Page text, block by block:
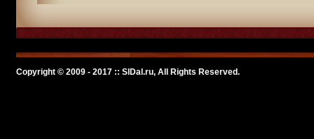
Copyright © 2009 - 2017 :: SlDal.ru, All Rights Reserved.